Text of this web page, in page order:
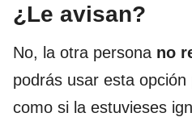
¿Le avisan?
No, la otra persona no
podrás usar esta
como si la estuvieses